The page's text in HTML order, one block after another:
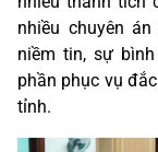
nhiều chuyên
niềm tin, sự
phần phục vụ
tỉnh.